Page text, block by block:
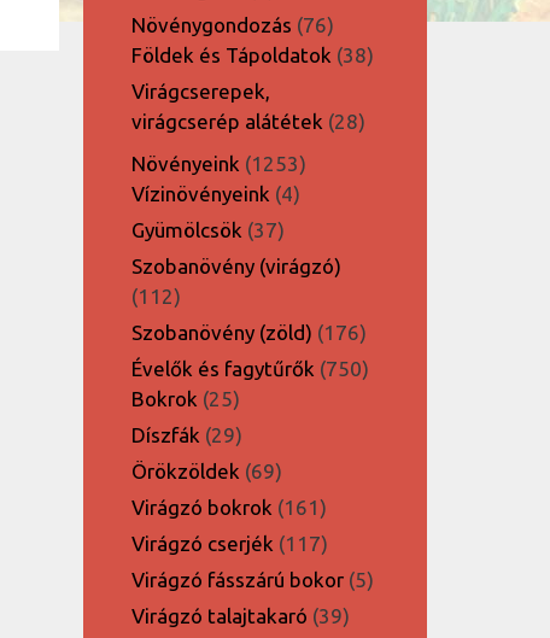
termék
Növénygondozás 7676
termék
Földek és Tápoldatok 3838
Virágcserepek,
virágcserép alátétek 2828
Növényeink 12531253
termék
Vízinövényeink 44
Gyümölcsök 3737
termék
Szobanövény (virágzó)
112112
termék
Szobanövény (zöld) 176176
termék
Évelők és fagytűrők 750750
Bokrok 2525
termék
Díszfák 2929
termék
Örökzöldek 6969
termék
Virágzó bokrok 161161
termék
Virágzó cserjék 117117
termék
Virágzó fásszárú bokor 55
Virágzó talajtakaró 3939